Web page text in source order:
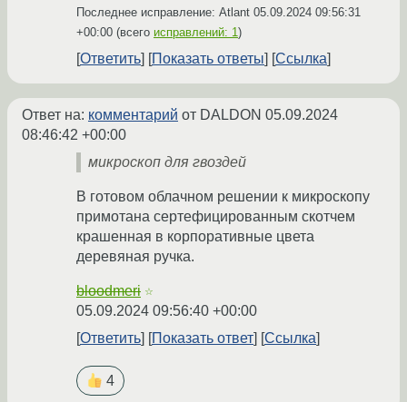
Последнее исправление: Atlant 05.09.2024 09:56:31
+00:00 (всего исправлений: 1 )
Ответить Показать ответы Ссылка
Ответ на: комментарий от DALDON 05.09.2024
08:46:42 +00:00
микроскоп для гвоздей
В готовом облачном решении к микроскопу
примотана сертефицированным скотчем
крашенная в корпоративные цвета
деревяная ручка.
bloodmeri ☆
05.09.2024 09:56:40 +00:00
Ответить
Показать ответ Ссылка
4